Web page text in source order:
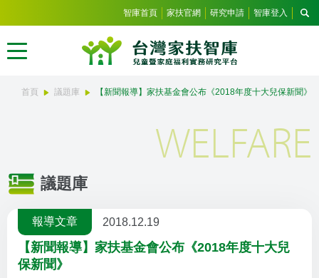
智庫首頁 家扶官網 研究申請 智庫登入
首頁 議題庫 【新聞報導】家扶基金會公布《2018年度十大兒保新聞》
議題庫
WELFARE
報導文章 2018.12.19
【新聞報導】家扶基金會公布《2018年度十大兒
保新聞》